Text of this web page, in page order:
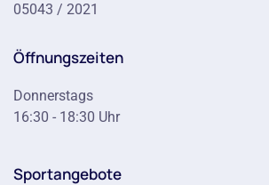
05043 / 2021
Öffnungszeiten
Donnerstags
16:30 - 18:30 Uhr
Sportangebote